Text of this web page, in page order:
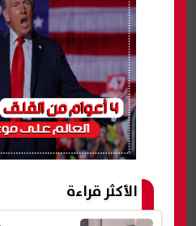
الأكثر قراءة